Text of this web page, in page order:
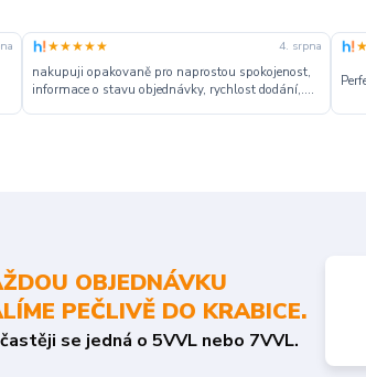
★★★★★ 4. srpna
nakupuji opakovaně pro naprostou spokojenost,
informace o stavu objednávky, rychlost dodání,....
OBJEDNÁVKU
PEČLIVĚ DO KRABICE.
se jedná o 5VVL nebo 7VVL.